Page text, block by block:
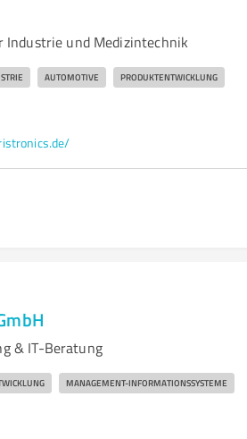
Industrie und Medizintechnik
AUTOMOTIVE PRODUKTENTWICKLUNG
& IT-Beratung
MANAGEMENT-INFORMATIONSSYSTEME